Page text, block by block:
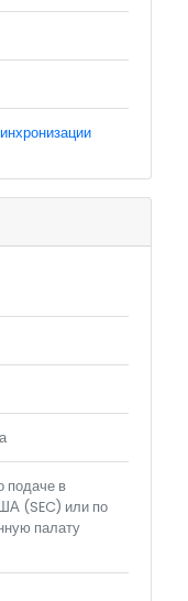
подаче в
(SEC) или по
палату